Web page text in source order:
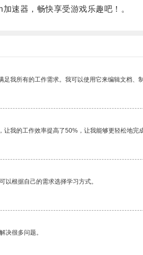
器，畅快享受游戏乐趣吧！。
我所有的工作需求。我可以使用它来编辑文档、
我的工作效率提高了50%，让我能够更轻松地完
以根据自己的需求选择学习方式。
决很多问题。